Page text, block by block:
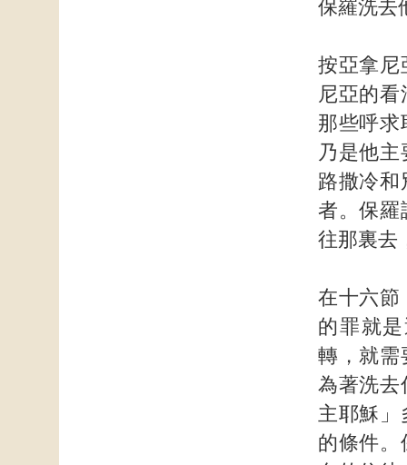
保羅洗去
按亞拿尼
尼亞的
那些呼求
乃是他
路撒冷和
者。保羅
往那裏去
在十六節
的罪就
轉，就需
為著洗去
主耶穌」
的條件。